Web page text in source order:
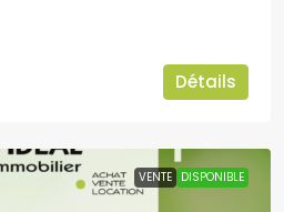
Détails
VENTE DISPONIBLE